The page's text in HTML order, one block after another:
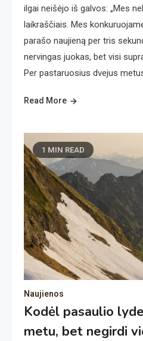
ilgai neišėjo iš galvos: „Mes
laikraščiais. Mes
parašo naujieną per tris
nervingas juokas, bet visi
Per pastaruosius dvejus
Read More
1 MIN READ
Naujienos
Kodėl pasaulio
metu, bet negirdi